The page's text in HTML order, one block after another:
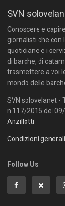
SVN
Conoscere e
giornalisti che con
quotidiane e i
di barche, di
trasmettere a voi
mondo delle
SVN solovelanet -
n.117/2015 del
Anzillotti
Condizioni generali
Follow Us